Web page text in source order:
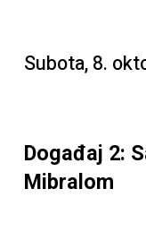
Subota, 8.
Događaj 2:
Mibralom